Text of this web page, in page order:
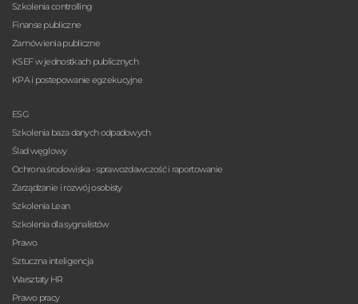
Szkolenia controlling
Finanse publiczne
Zamówienia publiczne
KSEF w jednostkach publicznych
KPA i postepowanie egzekucyjne
ESG
Szkolenia baza danych odpadowych
Ślad węglowy
Ochrona środowiska - sprawozdawczość i raportowanie
Zarządzanie i rozwój osobisty
Szkolenia Lean
Szkolenia dla sygnalistów
Prawo
Sztuczna inteligencja
Warsztaty HR
Prawo pracy